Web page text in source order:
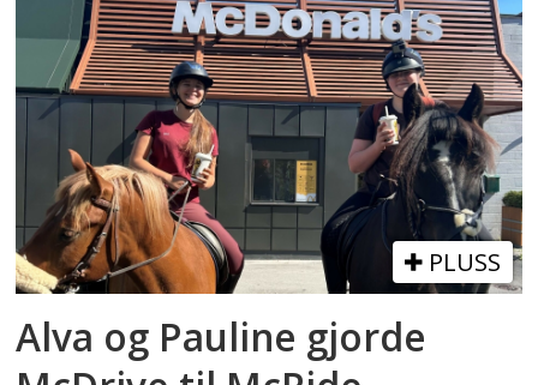
PLUSS
Alva og Pauline gjorde